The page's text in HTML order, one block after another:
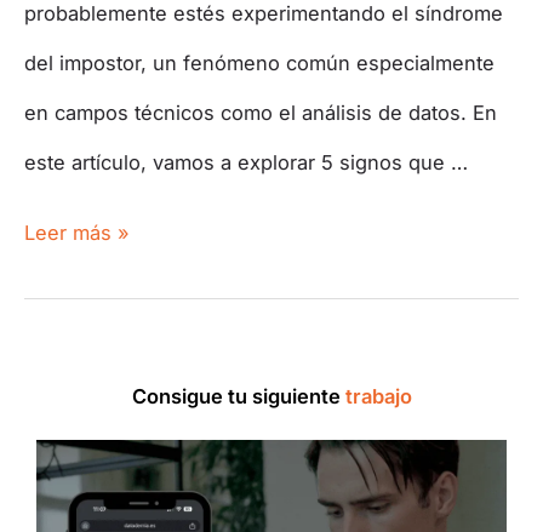
probablemente estés experimentando el síndrome
del impostor, un fenómeno común especialmente
en campos técnicos como el análisis de datos. En
este artículo, vamos a explorar 5 signos que …
Leer más »
Consigue tu siguiente trabajo